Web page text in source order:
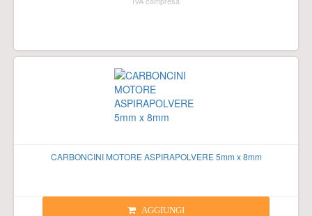
CARBONCINI MOTORE ASPIRAPOLVERE 5mm x 8mm
AGGIUNGI